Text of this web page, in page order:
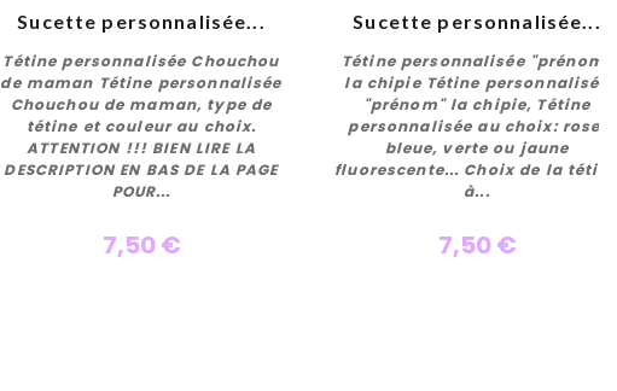
Personnaliser
Sucette personnalisée...
Tétine personnalisée Chouchou
de maman Tétine personnalisée
Chouchou de maman, type de
tétine et couleur au choix.
ATTENTION !!! BIEN LIRE LA
DESCRIPTION EN BAS DE LA PAGE
POUR...
7,50 €
Personnaliser
Sucette personnalisée...
Tétine personnalisée "prénom"
la chipie Tétine personnalisée
"prénom" la chipie, Tétine
personnalisée au choix: rose,
bleue, verte ou jaune
fluorescente... Choix de la
à...
7,50 €